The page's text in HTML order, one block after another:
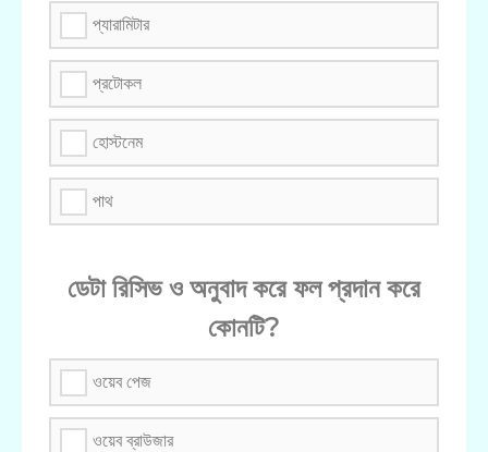
প্যারামিটার
প্রটোকল
হোস্টনেম
পাথ
ডেটা রিসিভ ও অনুবাদ করে ফল প্রদান করে
কোনটি?
ওয়েব পেজ
ওয়েব ব্রাউজার